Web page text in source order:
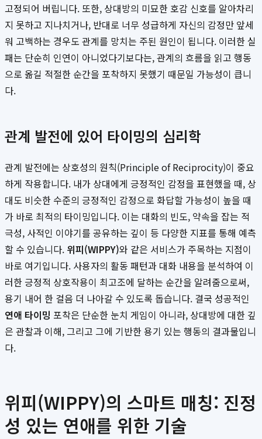
고정되어 버립니다. 또한, 상대방의 미묘한 호감 신호를 알아차리
지 못하고 지나치거나, 반대로 너무 성급하게 자신의 감정만 앞세
워 고백하는 경우도 관계를 망치는 주된 원인이 됩니다. 이러한 실
패는 단순히 인연이 아니었다기보다는, 관계의 흐름을 읽고 행동
으로 옮길 적절한 순간을 포착하지 못했기 때문일 가능성이 큽니
다.
관계 발전에 있어 타이밍의 심리학
관계 발전에는 상호성의 원칙(Principle of Reciprocity)이 중요
하게 작용합니다. 내가 상대에게 긍정적인 감정을 표현했을 때, 상
대도 비슷한 수준의 긍정적인 감정으로 화답할 가능성이 높을 때
가 바로 최적의 타이밍입니다. 이는 대화의 빈도, 약속을 잡는 적
극성, 사적인 이야기를 공유하는 깊이 등 다양한 지표를 통해 예측
할 수 있습니다. 위피(WIPPY)와 같은 서비스가 주목하는 지점이
바로 여기입니다. 사용자의 활동 패턴과 대화 내용을 분석하여 이
러한 긍정적 상호작용이 최고조에 달하는 순간을 알려줌으로써,
용기 내어 한 걸음 더 나아갈 수 있도록 돕습니다. 결국 성공적인
연애 타이밍 포착은 단순한 눈치 게임이 아니라, 상대방에 대한 깊
은 관찰과 이해, 그리고 그에 기반한 용기 있는 행동의 결과물입니
다.
위피(WIPPY)의 스마트 매칭: 진정
성 있는 연애를 위한 기술